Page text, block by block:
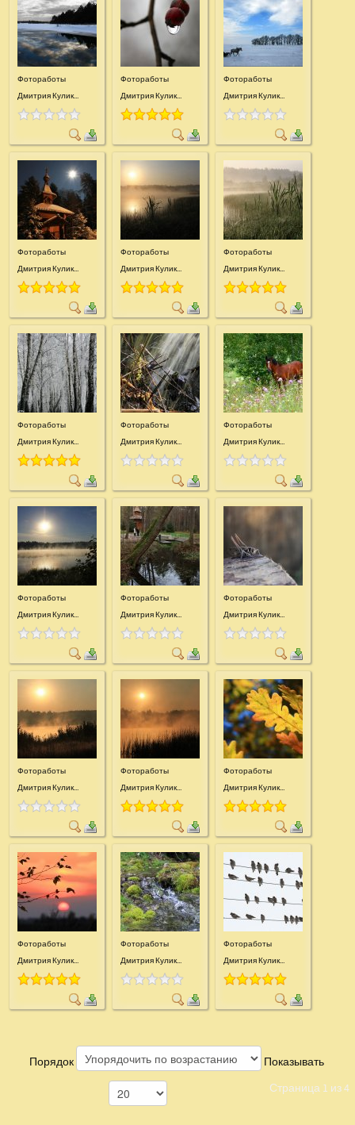
Фотоработы
Дмитрия Кулик...
Фотоработы
Дмитрия Кулик...
Фотоработы
Дмитрия Кулик...
Фотоработы
Дмитрия Кулик...
Фотоработы
Дмитрия Кулик...
Фотоработы
Дмитрия Кулик...
Фотоработы
Дмитрия Кулик...
Фотоработы
Дмитрия Кулик...
Фотоработы
Дмитрия Кулик...
Фотоработы
Дмитрия Кулик...
Фотоработы
Дмитрия Кулик...
Фотоработы
Дмитрия Кулик...
Фотоработы
Дмитрия Кулик...
Фотоработы
Дмитрия Кулик...
Фотоработы
Дмитрия Кулик...
Фотоработы
Дмитрия Кулик...
Фотоработы
Дмитрия Кулик...
Фотоработы
Дмитрия Кулик...
Порядок
Показывать
Страница 1 из 4